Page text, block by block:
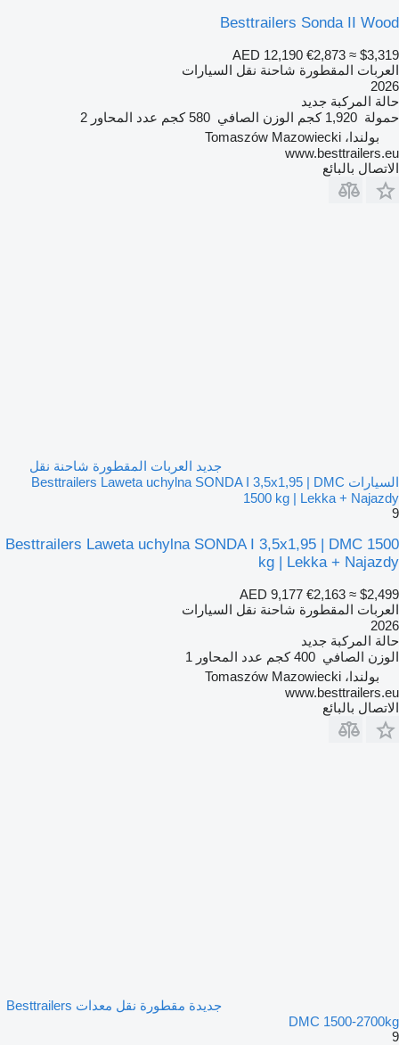
Besttrailers Sonda II Wood
AED 12,190 €2,873 ≈ $3,319
العربات المقطورة شاحنة نقل السيارات
2026
حالة المركبة جديد
حمولة 1,920 كجم الوزن الصافي 580 كجم عدد المحاور 2
بولندا، Tomaszów Mazowiecki
www.besttrailers.eu
الاتصال بالبائع
جديد العربات المقطورة شاحنة نقل
السيارات Besttrailers Laweta uchylna SONDA I 3,5x1,95 | DMC
1500 kg | Lekka + Najazdy
9
Besttrailers Laweta uchylna SONDA I 3,5x1,95 | DMC 1500
kg | Lekka + Najazdy
AED 9,177 €2,163 ≈ $2,499
العربات المقطورة شاحنة نقل السيارات
2026
حالة المركبة جديد
الوزن الصافي 400 كجم عدد المحاور 1
بولندا، Tomaszów Mazowiecki
www.besttrailers.eu
الاتصال بالبائع
جديدة مقطورة نقل معدات Besttrailers
DMC 1500-2700kg
9